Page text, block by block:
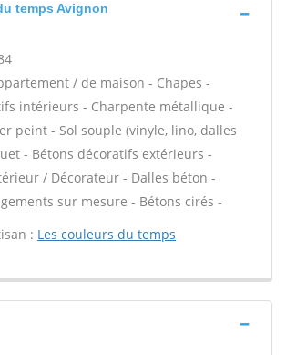
temps Avignon
/ de maison - Chapes -
intérieurs - Charpente métallique -
peint - Sol souple (vinyle, lino, dalles
- Bétons décoratifs extérieurs -
/ Décorateur - Dalles béton -
sur mesure - Bétons cirés -
: Les couleurs du temps